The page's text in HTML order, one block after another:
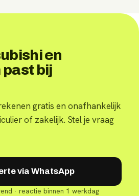
en
bij
gratis en onafhankelijk
of zakelijk. Stel je vraag
via WhatsApp
· reactie binnen 1 werkdag